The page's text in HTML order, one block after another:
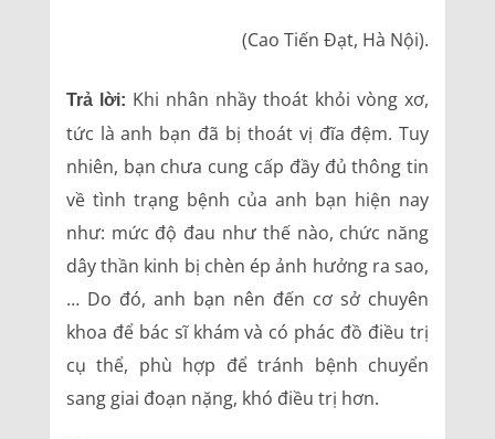
(Cao Tiến Đạt, Hà Nội).
Trả lời: Khi nhân nhầy thoát khỏi vòng xơ,
tức là anh bạn đã bị thoát vị đĩa đệm. Tuy
nhiên, bạn chưa cung cấp đầy đủ thông tin
về tình trạng bệnh của anh bạn hiện nay
như: mức độ đau như thế nào, chức năng
dây thần kinh bị chèn ép ảnh hưởng ra sao,
… Do đó, anh bạn nên đến cơ sở chuyên
khoa để bác sĩ khám và có phác đồ điều trị
cụ thể, phù hợp để tránh bệnh chuyển
sang giai đoạn nặng, khó điều trị hơn.